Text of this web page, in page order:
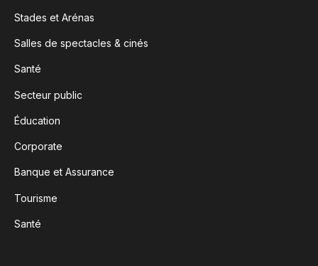
Stades et Arénas
Salles de spectacles & cinés
Santé
Secteur public
Éducation
Corporate
Banque et Assurance
Tourisme
Santé